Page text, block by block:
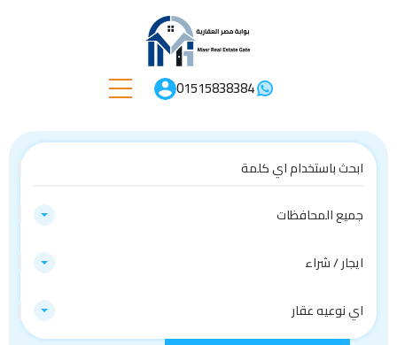
01515838384
جميع المحافظات
ايجار / شراء
اي نوعيه عقار